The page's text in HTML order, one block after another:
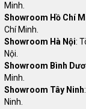
Minh.
Showroom Hồ Chí
Chí Minh.
Showroom Hà Nội:
Nội.
Showroom Bình
Minh.
Showroom Tây Ninh
Ninh.